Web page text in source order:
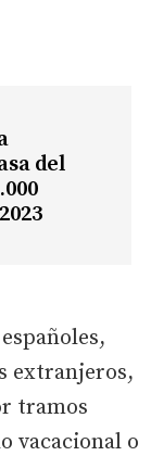
del
extranjeros,
tramos
vacacional o